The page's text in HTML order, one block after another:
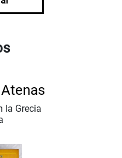
la Grecia